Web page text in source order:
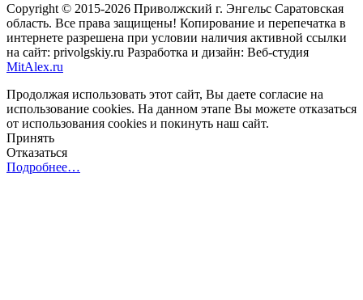
Copyright © 2015-2026 Приволжский г. Энгельс Саратовская
область. Все права защищены! Копирование и перепечатка в
интернете разрешена при условии наличия активной ссылки
на сайт: privolgskiy.ru Разработка и дизайн: Веб-студия
MitAlex.ru
Продолжая использовать этот сайт, Вы даете согласие на
использование cookies. На данном этапе Вы можете отказаться
от использования cookies и покинуть наш сайт.
Принять
Отказаться
Подробнее…